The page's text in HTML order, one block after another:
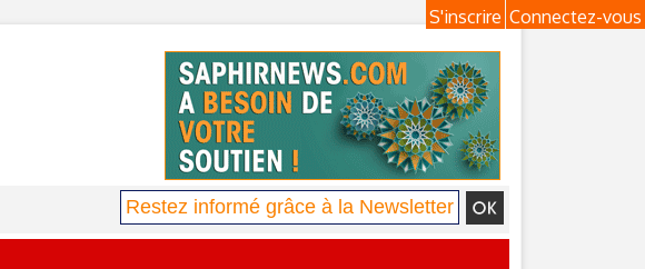
Connectez-vous
S'inscrire